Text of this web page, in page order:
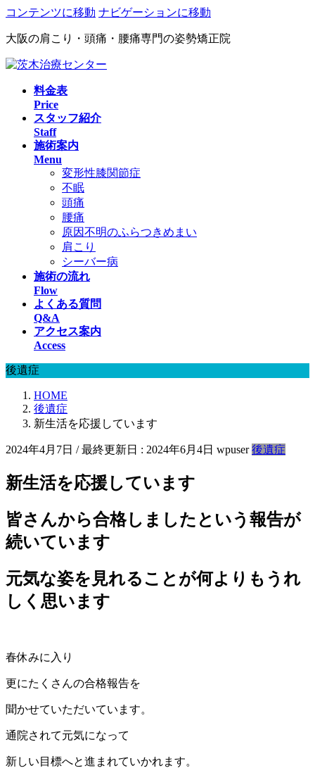
コンテンツに移動 ナビゲーションに移動
大阪の肩こり・頭痛・腰痛専門の姿勢矯正院
料金表
Price
スタッフ紹介
Staff
施術案内
Menu
変形性膝関節症
不眠
頭痛
腰痛
原因不明のふらつきめまい
肩こり
シーバー病
施術の流れ
Flow
よくある質問
Q&A
アクセス案内
Access
後遺症
HOME
後遺症
新生活を応援しています
2024年4月7日 / 最終更新日 : 2024年6月4日 wpuser 後遺症
新生活を応援しています
皆さんから合格しましたという報告が
続いています
元気な姿を見れることが何よりもうれ
しく思います
春休みに入り
更にたくさんの合格報告を
聞かせていただいています。
通院されて元気になって
新しい目標へと進まれていかれます。